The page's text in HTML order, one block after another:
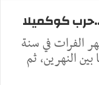
الفرات في سنة
بين النهرين، ثم